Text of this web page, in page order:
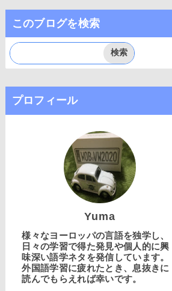
このブログを検索
プロフィール
Yuma
様々なヨーロッパの言語を独学し、
日々の学習で得た発見や個人的に興
味深い語学ネタを発信しています。
外国語学習に疲れたとき、息抜きに
読んでもらえれば幸いです。